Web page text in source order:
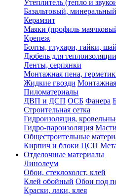
Утеплитель (тепло и
Базальтовый, минеральный
Керамзит
Маяки (профиль
Крепеж
Болты, глухари, гайки,
Дюбель для теплоизоляции
Ленты, серпянки
Монтажная пена,
Жидкие гвозди
Пиломатериалы
ДВП и ДСП ОСБ Фанера
Строительная сетка
Гидроизоляция,
Гидро-пароизоляция
Общестроительные
Кирпич и блоки ЦСП
Отделочные материалы
Линолеум
Обои, стеклохолст, клей
Клей обойный Обои под
Краски, лаки, клея